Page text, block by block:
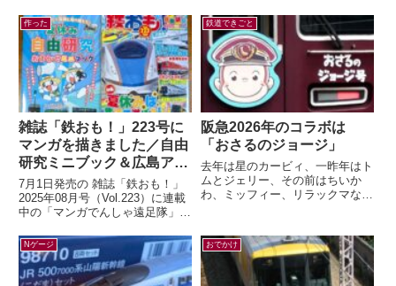
線発！まいごの快速とぶどう...
タ...
作った
雑誌「鉄おも！」223号に
マンガを描きました／自由
研究ミニブック＆広島アス
トラムライン編
7月1日発売の 雑誌「鉄おも！」
2025年08月号（Vol.223）に連載
中の「マンガでんしゃ遠足隊」最
トラムラインにのって広島お...
鉄道できごと
阪急2026年のコラボは
「おさるのジョージ」
去年は星のカービィ、一昨年はト
ムとジェリー、その前はちいか
わ、ミッフィー、リラックマなど
のコラボレー...
Nゲージ おでかけ